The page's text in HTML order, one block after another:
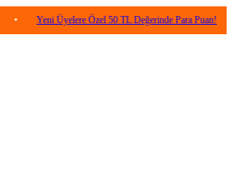
Yeni Üyelere Özel 50 TL Değerinde Para Puan! •